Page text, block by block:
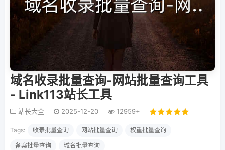
域名收录批量查询-网站批量查询工具
- Link113站长工具
站长大全 2025-12-20 12959+
Tags: 收录批量查询 网站批量查询 权重批量查询
备案批量查询 域名批量查询